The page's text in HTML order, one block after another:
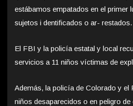
estábamos empatados en el primer
sujetos i dentificados o ar- restados.
El FBI y la policía estatal y local
servicios a 11 niños víctimas de
Además, la policía de Colorado y el
niños desaparecidos o en peligro de